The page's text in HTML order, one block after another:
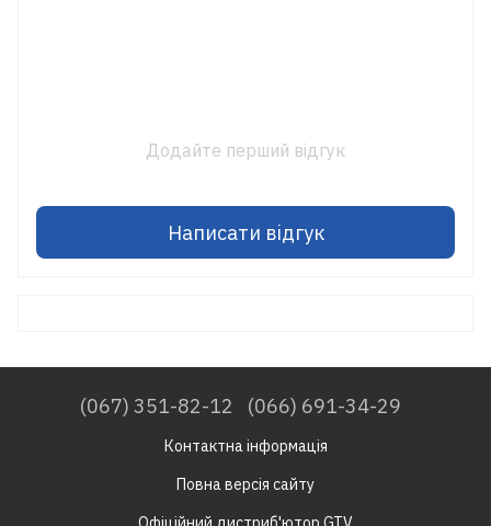
Додайте перший відгук
Написати відгук
(067) 351-82-12 (066) 691-34-29
Контактна інформація
Повна версія сайту